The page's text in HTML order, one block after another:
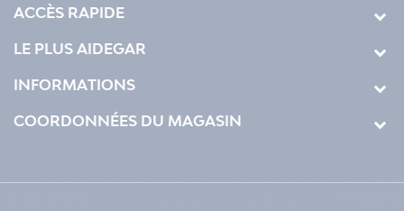
ACCÈS RAPIDE
LE PLUS AIDEGAR
INFORMATIONS
COORDONNÉES DU MAGASIN